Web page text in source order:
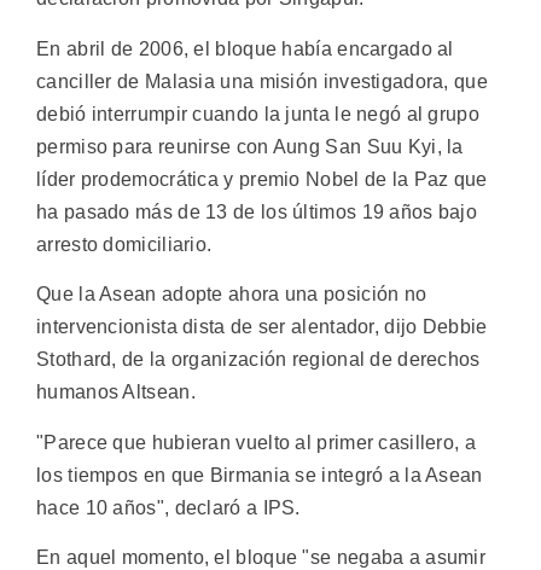
En abril de 2006, el bloque había encargado al
canciller de Malasia una misión investigadora, que
debió interrumpir cuando la junta le negó al grupo
permiso para reunirse con Aung San Suu Kyi, la
líder prodemocrática y premio Nobel de la Paz que
ha pasado más de 13 de los últimos 19 años bajo
arresto domiciliario.
Que la Asean adopte ahora una posición no
intervencionista dista de ser alentador, dijo Debbie
Stothard, de la organización regional de derechos
humanos Altsean.
"Parece que hubieran vuelto al primer casillero, a
los tiempos en que Birmania se integró a la Asean
hace 10 años", declaró a IPS.
En aquel momento, el bloque "se negaba a asumir